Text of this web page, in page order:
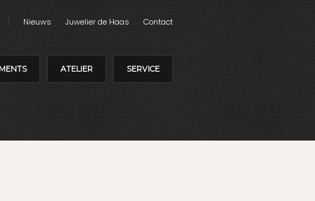
Nieuws Juwelier de Haas Contact
ATELIER SERVICE